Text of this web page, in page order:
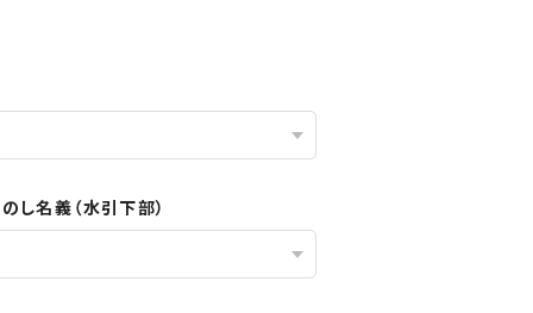
し名義（水引下部）